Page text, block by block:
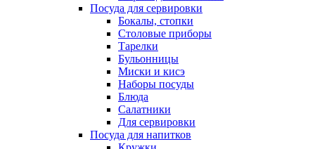
Посуда для сервировки
Бокалы, стопки
Столовые приборы
Тарелки
Бульонницы
Миски и кисэ
Наборы посуды
Блюда
Салатники
Для сервировки
Посуда для напитков